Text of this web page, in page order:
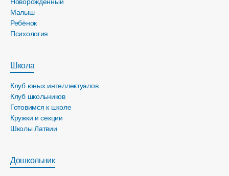
Малыш
Ребёнок
Психология
Школа
Клуб юных интеллектуалов
Клуб школьников
Готовимся к школе
Кружки и секции
Школы Латвии
Дошкольник